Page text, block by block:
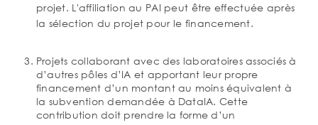
projet. L'affiliation au PAI peut être effectuée après
la sélection du projet pour le financement.
Projets collaborant avec des laboratoires associés à
d’autres pôles d’IA et apportant leur propre
financement d’un montant au moins équivalent à
la subvention demandée à DataIA. Cette
contribution doit prendre la forme d’un